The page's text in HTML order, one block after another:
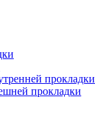
прокладки
прокладки